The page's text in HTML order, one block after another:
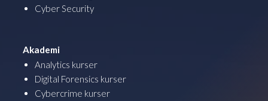
Cyber Security
Akademi
Analytics kurser
Digital Forensics kurser
Cybercrime kurser